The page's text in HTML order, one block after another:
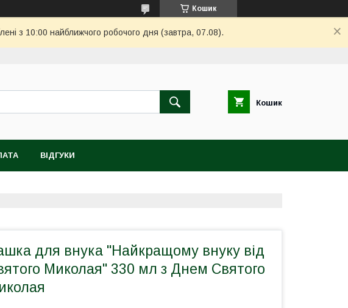
Кошик
з 10:00 найближчого робочого дня (завтра, 07.08).
Кошик
ВІДГУКИ
для внука "Найкращому внуку від
Миколая" 330 мл з Днем Святого